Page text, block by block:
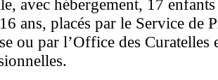
avec hébergement, 17
ans, placés par le Service de
ou par l’Office des Curatelles